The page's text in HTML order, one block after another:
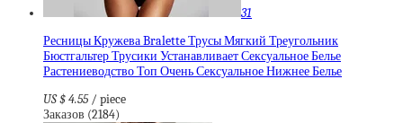
31
Ресницы Кружева Bralette Трусы Мягкий Треугольник
Бюстгальтер Трусики Устанавливает Сексуальное Белье
Растениеводство Топ Очень Сексуальное Нижнее Белье
US $ 4.55 / piece
Заказов (2184)